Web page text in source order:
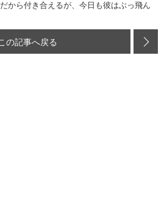
から付き合えるが、今日も彼はぶっ飛ん
この記事へ戻る